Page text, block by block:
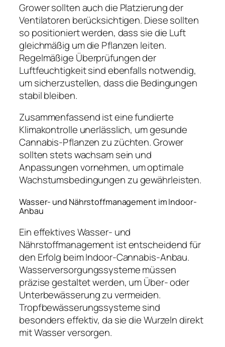
Grower sollten auch die Platzierung der
Ventilatoren berücksichtigen. Diese sollten
so positioniert werden, dass sie die Luft
gleichmäßig um die Pflanzen leiten.
Regelmäßige Überprüfungen der
Luftfeuchtigkeit sind ebenfalls notwendig,
um sicherzustellen, dass die Bedingungen
stabil bleiben.
Zusammenfassend ist eine fundierte
Klimakontrolle unerlässlich, um gesunde
Cannabis-Pflanzen zu züchten. Grower
sollten stets wachsam sein und
Anpassungen vornehmen, um optimale
Wachstumsbedingungen zu gewährleisten.
Wasser- und Nährstoffmanagement im Indoor-
Anbau
Ein effektives Wasser- und
Nährstoffmanagement ist entscheidend für
den Erfolg beim Indoor-Cannabis-Anbau.
Wasserversorgungssysteme müssen
präzise gestaltet werden, um Über- oder
Unterbewässerung zu vermeiden.
Tropfbewässerungssysteme sind
besonders effektiv, da sie die Wurzeln direkt
mit Wasser versorgen.